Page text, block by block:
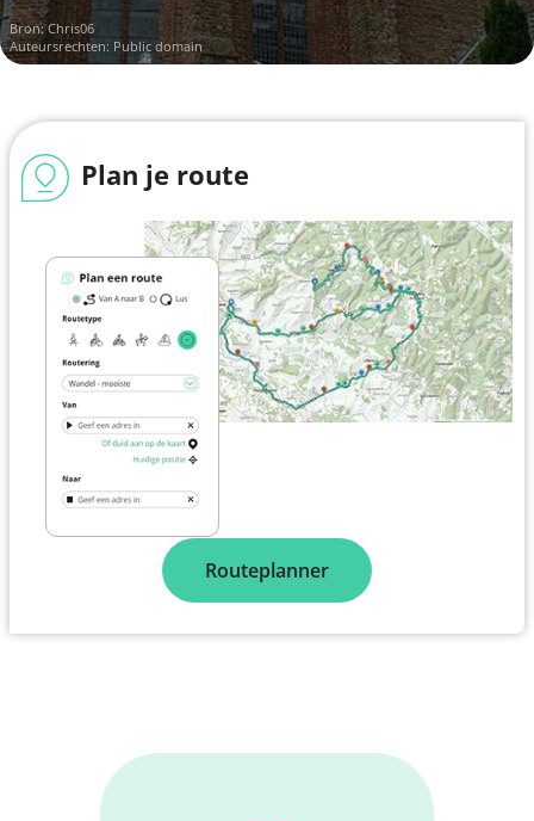
Bron:Chris06
Auteursrechten: Public domain
Plan je route
Routeplanner